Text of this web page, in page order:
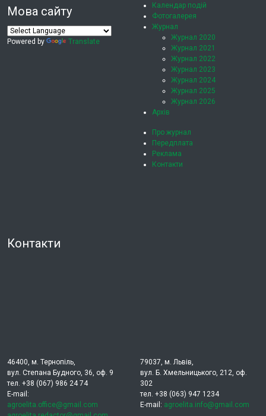
Мова сайту
Powered by Translate
Календар подій
Фотогалерея
Журнал
Журнал 2020
Журнал 2021
Журнал 2022
Журнал 2023
Журнал 2024
Журнал 2025
Журнал 2026
Архів
Про журнал
Передплата
Реклама
Контакти
Контакти
46400, м. Тернопіль,
вул. Степана Будного, 36, оф. 9
тел. +38 (067) 986 24 74
E-mail:
agroelita.office@gmail.com
79037, м. Львів,
вул. Б. Хмельницького, 212, оф.
302
тел. +38 (063) 947 1234
E-mail: agroelita.info@gmail.com